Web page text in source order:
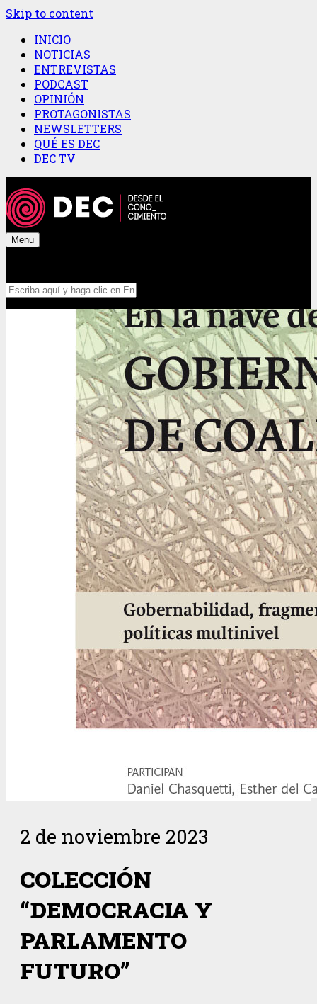
Skip to content
INICIO
NOTICIAS
ENTREVISTAS
PODCAST
OPINIÓN
PROTAGONISTAS
NEWSLETTERS
QUÉ ES DEC
DEC TV
Menu
2 de noviembre 2023
COLECCIÓN
“DEMOCRACIA Y
PARLAMENTO
FUTURO”